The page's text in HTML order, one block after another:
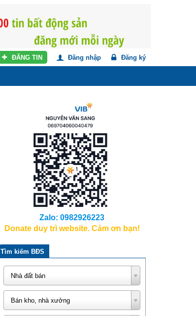
Đăng nhập Đăng ký
ĐĂNG TIN
Zalo: 0982926223
Donate duy trì website. Cảm ơn bạn!
Tìm kiếm BĐS
Nhà đất bán
Bán kho, nhà xưởng